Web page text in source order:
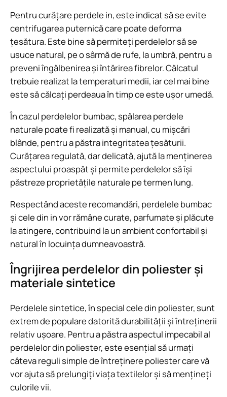
Pentru curățare perdele in, este indicat să se evite
centrifugarea puternică care poate deforma
țesătura. Este bine să permiteți perdelelor să se
usuce natural, pe o sârmă de rufe, la umbră, pentru a
preveni îngălbenirea și întărirea fibrelor. Călcatul
trebuie realizat la temperaturi medii, iar cel mai bine
este să călcați perdeaua în timp ce este ușor umedă.
În cazul perdelelor bumbac, spălarea perdele
naturale poate fi realizată și manual, cu mișcări
blânde, pentru a păstra integritatea țesăturii.
Curățarea regulată, dar delicată, ajută la menținerea
aspectului proaspăt și permite perdelelor să își
păstreze proprietățile naturale pe termen lung.
Respectând aceste recomandări, perdelele bumbac
și cele din in vor rămâne curate, parfumate și plăcute
la atingere, contribuind la un ambient confortabil și
natural în locuința dumneavoastră.
Îngrijirea perdelelor din poliester și
materiale sintetice
Perdelele sintetice, în special cele din poliester, sunt
extrem de populare datorită durabilității și întreținerii
relativ ușoare. Pentru a păstra aspectul impecabil al
perdelelor din poliester, este esențial să urmați
câteva reguli simple de întreținere poliester care vă
vor ajuta să prelungiți viața textilelor și să mențineți
culorile vii.